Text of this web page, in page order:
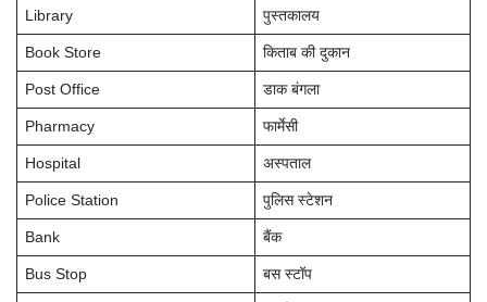
Library पुस्तकालय
Book Store किताब की दुकान
Post Office डाक बंगला
Pharmacy फार्मेसी
Hospital अस्पताल
Police Station पुलिस स्टेशन
Bank बैंक
Bus Stop बस स्टॉप